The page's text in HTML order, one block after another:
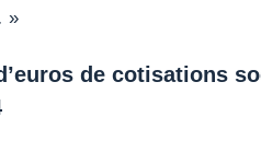
»
de cotisations